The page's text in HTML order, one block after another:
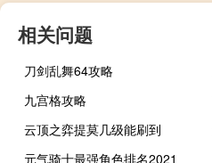
相关问题
刀剑乱舞64攻略
九宫格攻略
云顶之弈提莫几级能刷到
元气骑士最强角色排名2021